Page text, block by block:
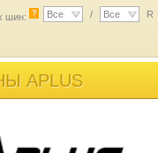
шин: ? Все / Все R
APLUS